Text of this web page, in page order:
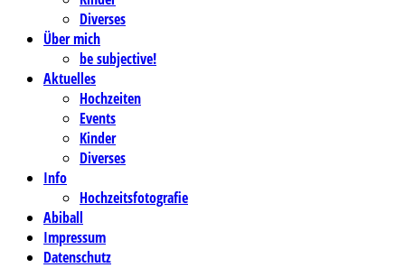
Diverses
Über mich
be subjective!
Aktuelles
Hochzeiten
Events
Kinder
Diverses
Info
Hochzeitsfotografie
Abiball
Impressum
Datenschutz